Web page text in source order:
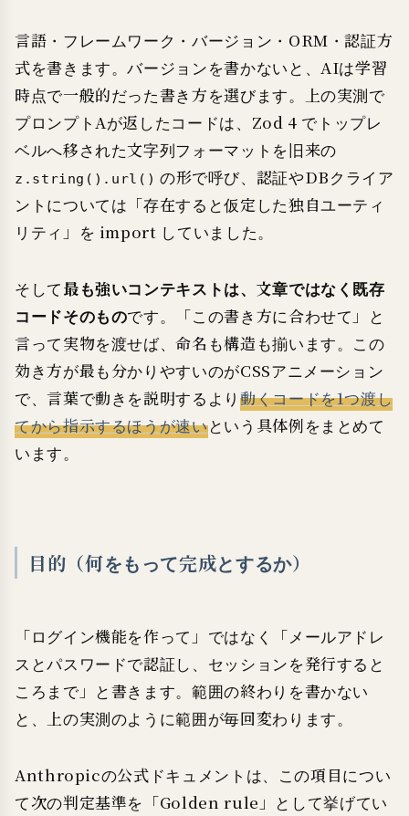
言語・フレームワーク・バージョン・ORM・認証方
式を書きます。バージョンを書かないと、AIは学習
時点で一般的だった書き方を選びます。上の実測で
プロンプトAが返したコードは、Zod 4 でトップレ
ベルへ移された文字列フォーマットを旧来の
z.string().url() の形で呼び、認証やDBクライア
ントについては「存在すると仮定した独自ユーティ
リティ」を import していました。
そして最も強いコンテキストは、文章ではなく既存
コードそのものです。「この書き方に合わせて」と
言って実物を渡せば、命名も構造も揃います。この
効き方が最も分かりやすいのがCSSアニメーション
で、言葉で動きを説明するより 動くコードを1つ渡し
てから指示するほうが速いという具体例をまとめて
います。
目的（何をもって完成とするか）
「ログイン機能を作って」ではなく「メールアドレ
スとパスワードで認証し、セッションを発行すると
ころまで」と書きます。範囲の終わりを書かない
と、上の実測のように範囲が毎回変わります。
Anthropicの公式ドキュメントは、この項目につい
て次の判定基準を「Golden rule」として挙げてい